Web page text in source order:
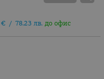
€ / 78.23 лв.до офис